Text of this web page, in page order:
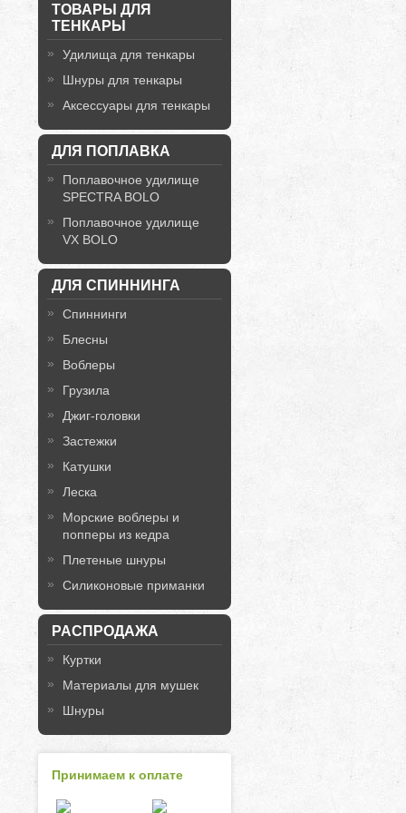
ТОВАРЫ ДЛЯ
ТЕНКАРЫ
Удилища для тенкары
Шнуры для тенкары
Аксессуары для тенкары
ДЛЯ ПОПЛАВКА
Поплавочное удилище
SPECTRA BOLO
Поплавочное удилище
VX BOLO
ДЛЯ СПИННИНГА
Спиннинги
Блесны
Воблеры
Грузила
Джиг-головки
Застежки
Катушки
Леска
Морские воблеры и
попперы из кедра
Плетеные шнуры
Силиконовые приманки
РАСПРОДАЖА
Куртки
Материалы для мушек
Шнуры
Принимаем к оплате